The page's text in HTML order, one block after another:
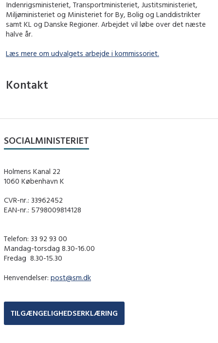
Indenrigsministeriet, Transportministeriet, Justitsministeriet,
Miljøministeriet og Ministeriet for By, Bolig og Landdistrikter
samt KL og Danske Regioner. Arbejdet vil løbe over det næste
halve år.
Læs mere om udvalgets arbejde i kommissoriet.
Kontakt
SOCIALMINISTERIET
Holmens Kanal 22
1060 København K
CVR-nr.: 33962452
EAN-nr.: 5798009814128
Telefon: 33 92 93 00
Mandag-torsdag 8.30-16.00
Fredag ​ 8.30-15.30
Henvendelser: post@sm.dk
TILGÆNGELIGHEDSERKLÆRING